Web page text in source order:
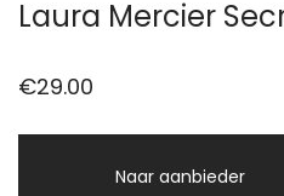
Laura Mercier
€29.00
Naar aanbieder